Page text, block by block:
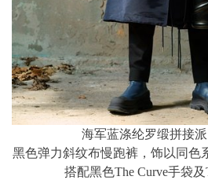
海军蓝涤纶罗缎拼接派
黑色弹力斜纹布慢跑裤，饰以同色
搭配黑色The Curve手袋及